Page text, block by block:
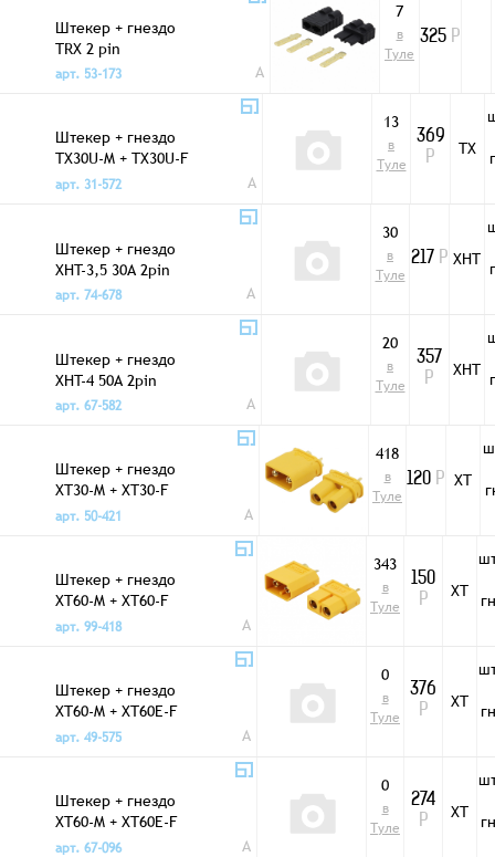
Штекер + гнездо
TRX 2 pin
арт. 53-173
A
7
в
Туле
325 Р
Штекер + гнездо
TX30U-M + TX30U-F
30A 3pin
арт. 31-572 A
13
в
Туле
369
Р
TX
Штекер + гнездо
XHT-3,5 30A 2pin
арт. 74-678
A
30
в
Туле
217 Р XHT
Штекер + гнездо
XHT-4 50A 2pin
арт. 67-582
A
20
в
Туле
357
Р
XHT
Штекер + гнездо
XT30-M + XT30-F
30A 2pin
арт. 50-421 A
418
в
Туле
120 Р XT
Штекер + гнездо
XT60-M + XT60-F
60A 2pin
арт. 99-418 A
343
в
Туле
150
Р
XT
Штекер + гнездо
XT60-M + XT60E-F
+ заглушка 60A
арт. 49-575 A
0
в
Туле
376
Р
XT
Штекер + гнездо
XT60-M + XT60E-F
60A 2pin
арт. 67-096 A
0
в
Туле
274
Р
XT